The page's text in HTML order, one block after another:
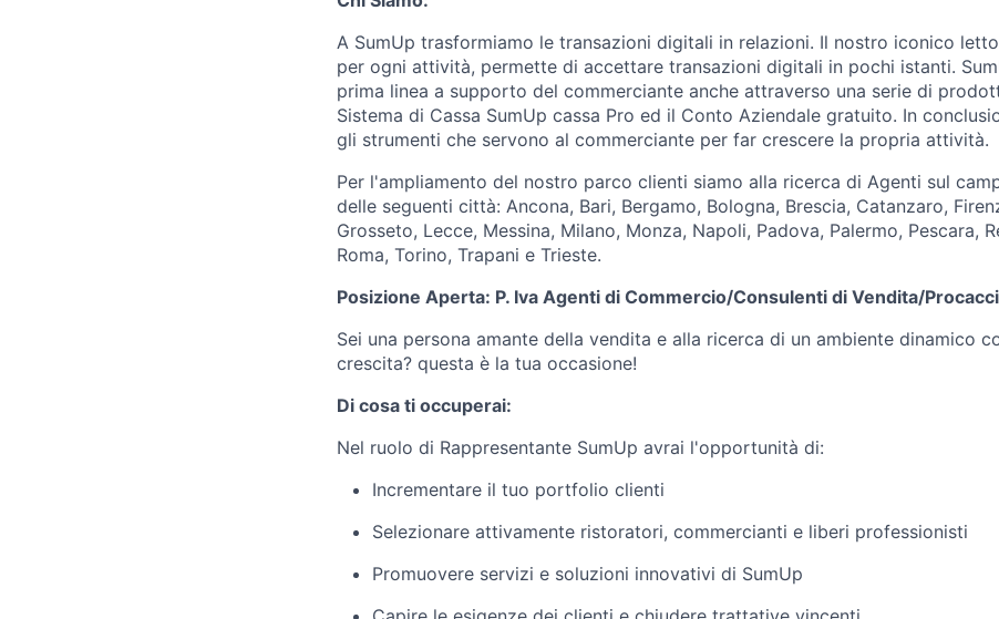
A SumUp trasformiamo le transazioni digitali in relazioni. Il nostro iconico
per ogni attività, permette di accettare transazioni digitali in pochi istanti.
prima linea a supporto del commerciante anche attraverso una serie di
Sistema di Cassa SumUp cassa Pro ed il Conto Aziendale gratuito. In
gli strumenti che servono al commerciante per far crescere la propria attività.
Per l'ampliamento del nostro parco clienti siamo alla ricerca di Agenti sul
delle seguenti città: Ancona, Bari, Bergamo, Bologna, Brescia, Catanzaro,
Grosseto, Lecce, Messina, Milano, Monza, Napoli, Padova, Palermo, Pescara,
Roma, Torino, Trapani e Trieste.
Posizione Aperta: P. Iva Agenti di Commercio/Consulenti di Vendita/
Sei una persona amante della vendita e alla ricerca di un ambiente dinamico
crescita? questa è la tua occasione!
Di cosa ti occuperai:
Nel ruolo di Rappresentante SumUp avrai l'opportunità di:
Incrementare il tuo portfolio clienti
Selezionare attivamente ristoratori, commercianti e liberi professionisti
Promuovere servizi e soluzioni innovativi di SumUp